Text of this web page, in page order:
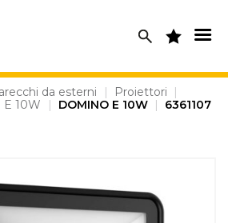
da esterni | Proiettori
|
10W | DOMINO E 10W | 6361107